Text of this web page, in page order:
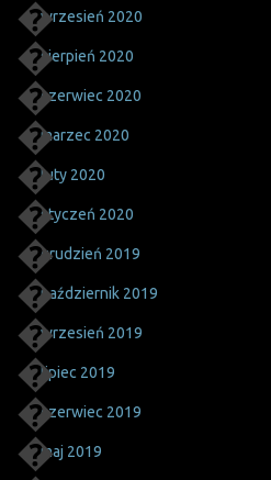
wrzesień 2020
sierpień 2020
czerwiec 2020
marzec 2020
luty 2020
styczeń 2020
grudzień 2019
październik 2019
wrzesień 2019
lipiec 2019
czerwiec 2019
maj 2019